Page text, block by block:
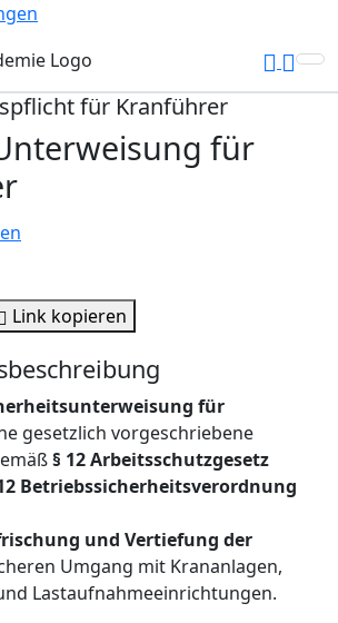
für Kranführer
für
Link kopieren
für
gesetzlich vorgeschriebene
§ 12 Arbeitsschutzgesetz
Betriebssicherheitsverordnung
und Vertiefung der
Umgang mit Krananlagen,
Lastaufnahmeeinrichtungen.